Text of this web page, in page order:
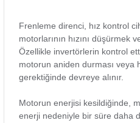
Frenleme direnci, hız kontrol
motorlarının hızını düşürmek
Özellikle invertörlerin kontrol
motorun aniden durması veya
gerektiğinde devreye alınır.
Motorun enerjisi kesildiğinde,
enerji nedeniyle bir süre daha